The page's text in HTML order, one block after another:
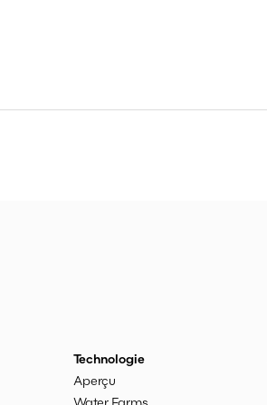
Technologie
Aperçu